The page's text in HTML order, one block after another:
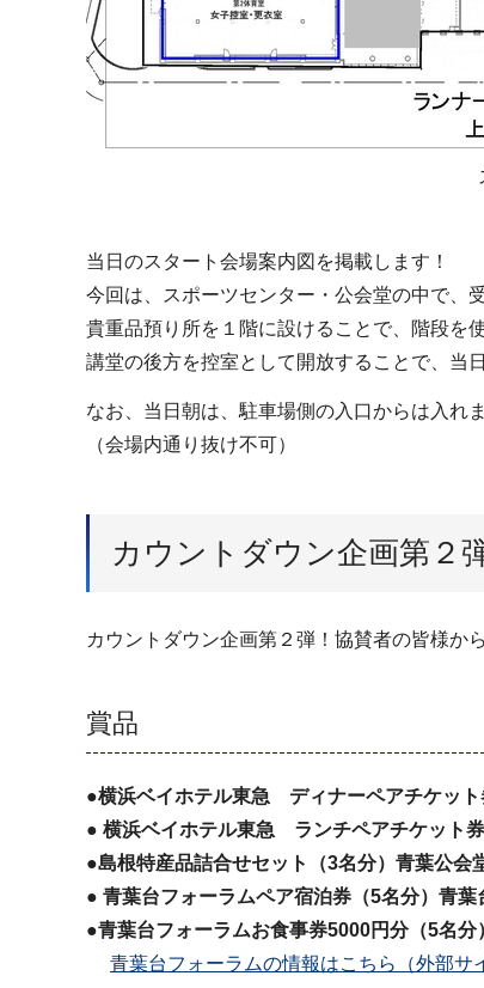
当日のスタート会場案内図を掲載します！
今回は、スポーツセンター・公会堂の中で、
貴重品預り所を１階に設けることで、階段を
講堂の後方を控室として開放することで、当
なお、当日朝は、駐車場側の入口からは入れ
（会場内通り抜け不可）
カウントダウン企画第２
カウントダウン企画第２弾！協賛者の皆様
賞品
●横浜ベイホテル東急 ディナーペアチケッ
● 横浜ベイホテル東急 ランチペアチケット
●島根特産品詰合せセット（3名分）青葉公
● 青葉台フォーラムペア宿泊券（5名分）青
●青葉台フォーラムお食事券5000円分（5名
青葉台フォーラムの情報はこちら（外部サ